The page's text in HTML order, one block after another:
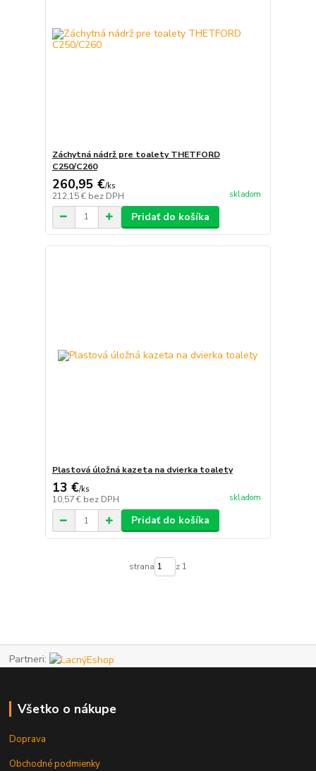
Záchytná nádrž pre toalety THETFORD
C250/C260
260,95 €/ks
212,15 € bez DPH skladom
Pridať do košíka
Plastová úložná kazeta na dvierka toalety
13 €/ks
10,57 € bez DPH skladom
Pridať do košíka
strana z 1
Partneri:
Všetko o nákupe
Doprava
Obchodné podmienky